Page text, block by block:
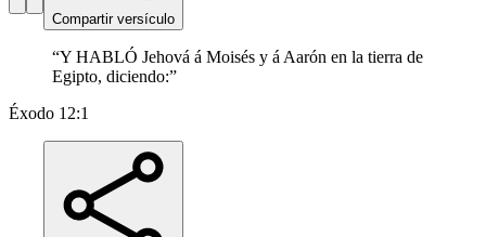
Compartir versículo
“Y HABLÓ Jehová á Moisés y á Aarón en la tierra de
Egipto, diciendo:”
Éxodo 12:1